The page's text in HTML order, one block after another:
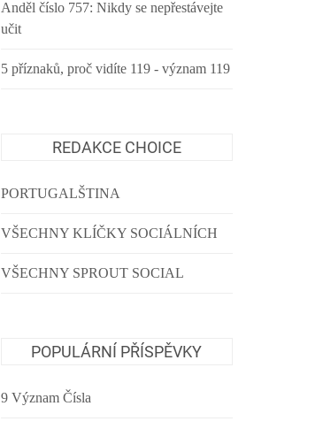
Anděl číslo 757: Nikdy se nepřestávejte
učit
5 příznaků, proč vidíte 119 - význam 119
REDAKCE CHOICE
PORTUGALŠTINA
VŠECHNY KLÍČKY SOCIÁLNÍCH
VŠECHNY SPROUT SOCIAL
POPULÁRNÍ PŘÍSPĚVKY
9 Význam Čísla